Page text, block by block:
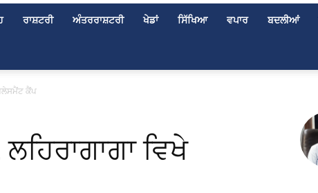
ਰਾਸ਼ਟਰੀ ਅੰਤਰਰਾਸ਼ਟਰੀ ਖੇਡਾਂ ਸਿੱਖਿਆ ਵਪਾਰ ਬਦਲੀਆਂ
ਕੈਂਪ
ਵਿਖੇ